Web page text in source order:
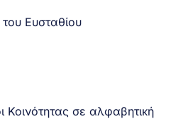
Ευσταθίου
Κοινότητας σε αλφαβητική